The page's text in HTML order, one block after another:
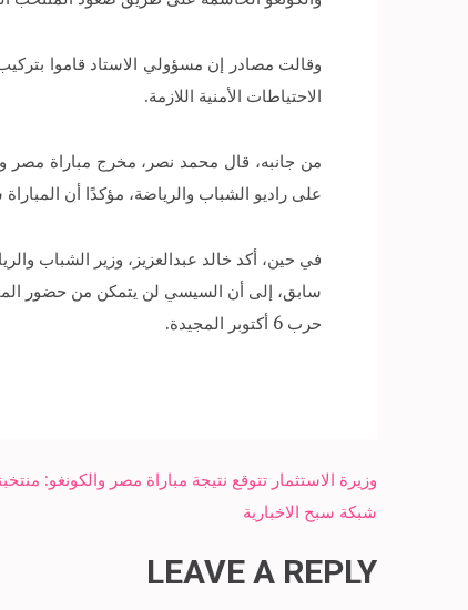
وقالت مصادر إن مسؤولي الاستاد قاموا
الاحتياطات الأمنية اللازمة.
من جانبه، قال محمد نصر، مخرج مباراة مصر
على راديو الشباب والرياضة، مؤكدًا أن
في حين، أكد خالد عبدالعزيز، وزير الشباب
سابق، إلى أن السيسي لن يتمكن من حضور
حرب 6 أكتوبر المجيدة.
Post
navigation
شبكة سبح الاخبارية
LEAVE A REPLY